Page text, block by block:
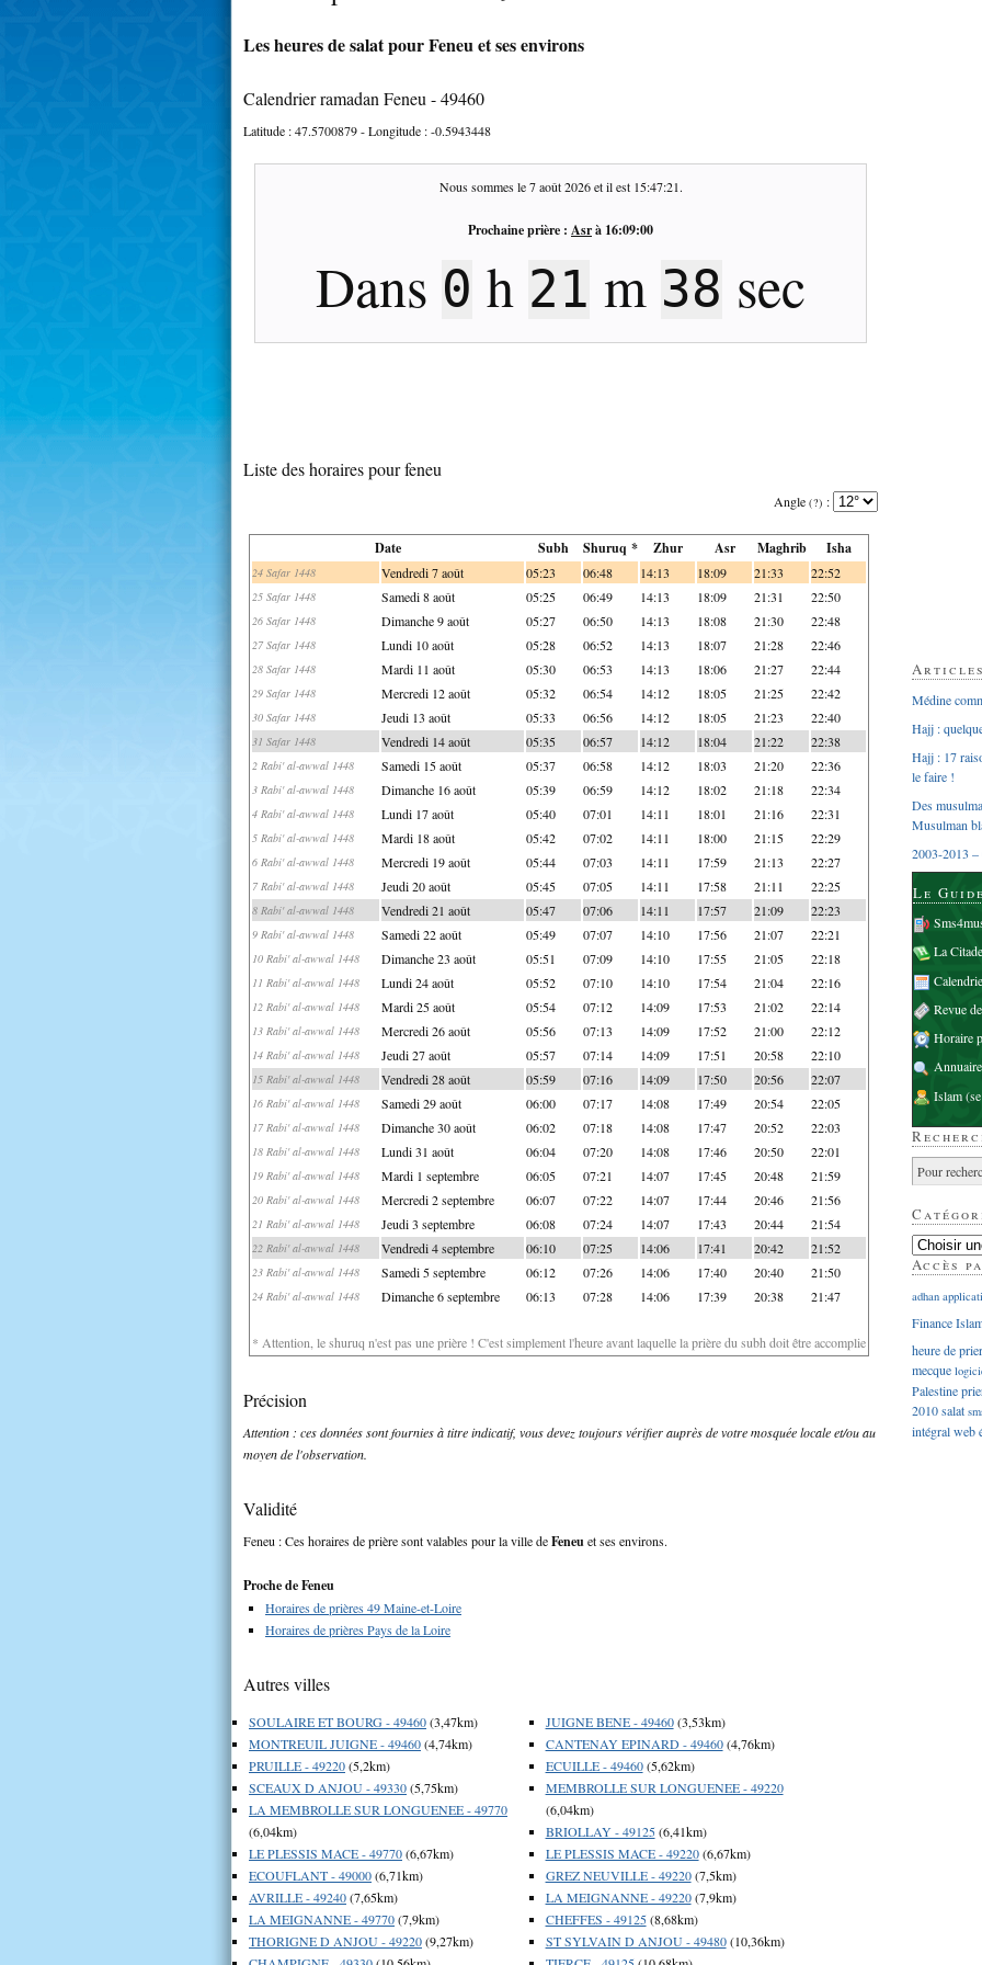
Les heures de salat pour Feneu et ses environs
Calendrier ramadan Feneu - 49460
Latitude :47.5700879- Longitude :-0.5943448
Nous sommes le7 août 2026et il est 15:47:22.
Prochaine prière : Asrà 16:09:00
Dans 0 h 21 m 37 sec
Liste des horaires pour feneu
Angle (?) :
Date Subh Shuruq * Zhur Asr Maghrib Isha
24 Safar 1448 Vendredi 7 août 05:23 06:48 14:13 18:09 21:33 22:52
25 Safar 1448 Samedi 8 août 05:25 06:49 14:13 18:09 21:31 22:50
26 Safar 1448 Dimanche 9 août 05:27 06:50 14:13 18:08 21:30 22:48
27 Safar 1448 Lundi 10 août 05:28 06:52 14:13 18:07 21:28 22:46
28 Safar 1448 Mardi 11 août 05:30 06:53 14:13 18:06 21:27 22:44
29 Safar 1448 Mercredi 12 août 05:32 06:54 14:12 18:05 21:25 22:42
30 Safar 1448 Jeudi 13 août 05:33 06:56 14:12 18:05 21:23 22:40
31 Safar 1448 Vendredi 14 août 05:35 06:57 14:12 18:04 21:22 22:38
2 Rabi' al-awwal 1448 Samedi 15 août 05:37 06:58 14:12 18:03 21:20 22:36
3 Rabi' al-awwal 1448 Dimanche 16 août 05:39 06:59 14:12 18:02 21:18 22:34
4 Rabi' al-awwal 1448 Lundi 17 août 05:40 07:01 14:11 18:01 21:16 22:31
5 Rabi' al-awwal 1448 Mardi 18 août 05:42 07:02 14:11 18:00 21:15 22:29
6 Rabi' al-awwal 1448 Mercredi 19 août 05:44 07:03 14:11 17:59 21:13 22:27
7 Rabi' al-awwal 1448 Jeudi 20 août 05:45 07:05 14:11 17:58 21:11 22:25
8 Rabi' al-awwal 1448 Vendredi 21 août 05:47 07:06 14:11 17:57 21:09 22:23
9 Rabi' al-awwal 1448 Samedi 22 août 05:49 07:07 14:10 17:56 21:07 22:21
10 Rabi' al-awwal 1448 Dimanche 23 août 05:51 07:09 14:10 17:55 21:05 22:18
11 Rabi' al-awwal 1448 Lundi 24 août 05:52 07:10 14:10 17:54 21:04 22:16
12 Rabi' al-awwal 1448 Mardi 25 août 05:54 07:12 14:09 17:53 21:02 22:14
13 Rabi' al-awwal 1448 Mercredi 26 août 05:56 07:13 14:09 17:52 21:00 22:12
14 Rabi' al-awwal 1448 Jeudi 27 août 05:57 07:14 14:09 17:51 20:58 22:10
15 Rabi' al-awwal 1448 Vendredi 28 août 05:59 07:16 14:09 17:50 20:56 22:07
16 Rabi' al-awwal 1448 Samedi 29 août 06:00 07:17 14:08 17:49 20:54 22:05
17 Rabi' al-awwal 1448 Dimanche 30 août 06:02 07:18 14:08 17:47 20:52 22:03
18 Rabi' al-awwal 1448 Lundi 31 août 06:04 07:20 14:08 17:46 20:50 22:01
19 Rabi' al-awwal 1448 Mardi 1 septembre 06:05 07:21 14:07 17:45 20:48 21:59
20 Rabi' al-awwal 1448 Mercredi 2 septembre 06:07 07:22 14:07 17:44 20:46 21:56
21 Rabi' al-awwal 1448 Jeudi 3 septembre 06:08 07:24 14:07 17:43 20:44 21:54
22 Rabi' al-awwal 1448 Vendredi 4 septembre 06:10 07:25 14:06 17:41 20:42 21:52
23 Rabi' al-awwal 1448 Samedi 5 septembre 06:12 07:26 14:06 17:40 20:40 21:50
24 Rabi' al-awwal 1448 Dimanche 6 septembre 06:13 07:28 14:06 17:39 20:38 21:47
* Attention, le shuruq n'est pas une prière ! C'est simplement l'heure avant laquelle la prière du subh doit être accomplie
Précision
Attention : ces données sont fournies à titre indicatif, vous devez toujours vérifier auprès de votre mosquée locale et/ou au
moyen de l'observation.
Validité
Feneu : Ces horaires de prière sont valables pour la ville deFeneuet ses environs.
Proche de Feneu
Horaires de prières 49 Maine-et-Loire
Horaires de prières Pays de la Loire
Autres villes
SOULAIRE ET BOURG - 49460(3,47km)
MONTREUIL JUIGNE - 49460(4,74km)
PRUILLE - 49220(5,2km)
SCEAUX D ANJOU - 49330(5,75km)
LA MEMBROLLE SUR LONGUENEE - 49770
(6,04km)
LE PLESSIS MACE - 49770(6,67km)
ECOUFLANT - 49000(6,71km)
AVRILLE - 49240(7,65km)
LA MEIGNANNE - 49770(7,9km)
THORIGNE D ANJOU - 49220(9,27km)
JUIGNE BENE - 49460(3,53km)
CANTENAY EPINARD - 49460(4,76km)
ECUILLE - 49460(5,62km)
MEMBROLLE SUR LONGUENEE - 49220
(6,04km)
BRIOLLAY - 49125(6,41km)
LE PLESSIS MACE - 49220(6,67km)
GREZ NEUVILLE - 49220(7,5km)
LA MEIGNANNE - 49220(7,9km)
CHEFFES - 49125(8,68km)
ST SYLVAIN D ANJOU - 49480(10,36km)
Médine
Hajj :
Hajj : 17
le faire !
Des
Musulman
2003-2013 –
Le
La
Revue
Horaire
Islam
Accès
adhan
Finance
heure de
mecque
Palestine
2010salat
intégralweb